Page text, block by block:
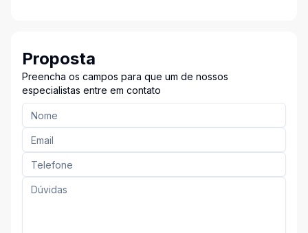
Proposta
Preencha os campos para que um de nossos
especialistas entre em contato